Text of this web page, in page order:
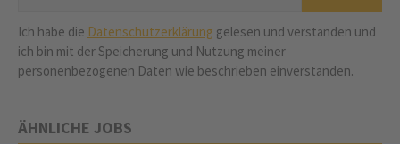
Ich habe die Datenschutzerklärung gelesen und verstanden und
ich bin mit der Speicherung und Nutzung meiner
personenbezogenen Daten wie beschrieben einverstanden.
ÄHNLICHE JOBS